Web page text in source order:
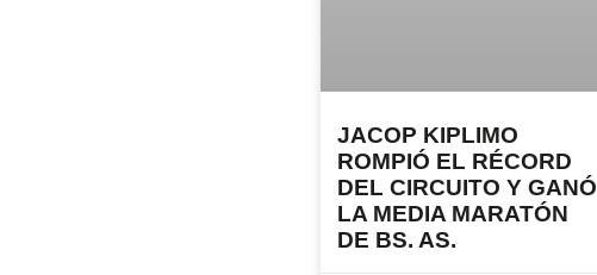
JACOP KIPLIMO
ROMPIÓ EL RÉCORD
DEL CIRCUITO Y GANÓ
LA MEDIA MARATÓN
DE BS. AS.